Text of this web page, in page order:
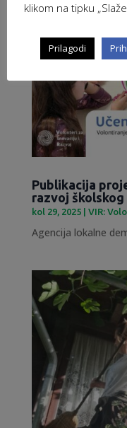
Publikacija
razvoj
kol 29, 2025| VIR:
Agencija lokalne
klikom na tipku
Prilagodi